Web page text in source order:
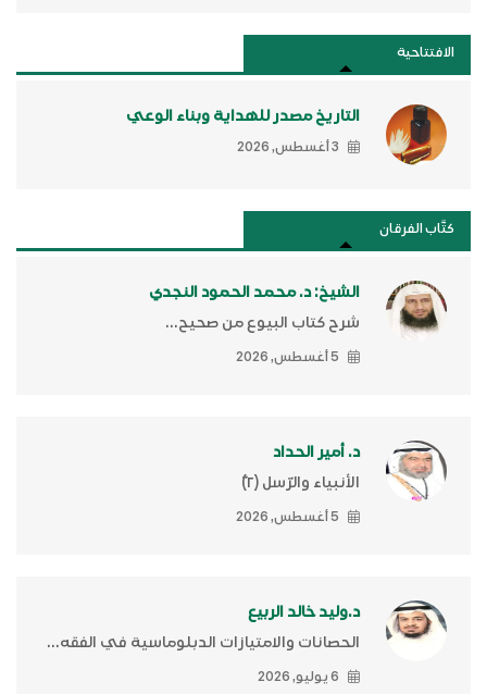
الافتتاحية
التاريخ مصدر للهداية وبناء الوعي
3 أغسطس, 2026
كتَّاب الفرقان
الشيخ: د. محمد الحمود النجدي
شرح كتاب البيوع من صحيح...
5 أغسطس, 2026
د. أمير الحداد
الأنبياء والرّسل (٢)ّ
5 أغسطس, 2026
د.وليد خالد الربيع
الحصانات والامتيازات الدبلوماسية في الفقه...
6 يوليو, 2026